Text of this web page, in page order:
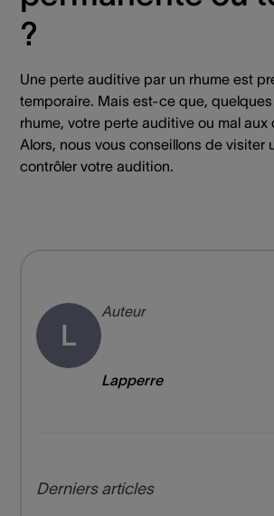
?
Une perte auditive par un rhume est
temporaire. Mais est-ce que,
rhume, votre perte auditive ou mal aux
Alors, nous vous conseillons de visiter
contrôler votre audition.
L
Auteur
Lapperre
Derniers articles